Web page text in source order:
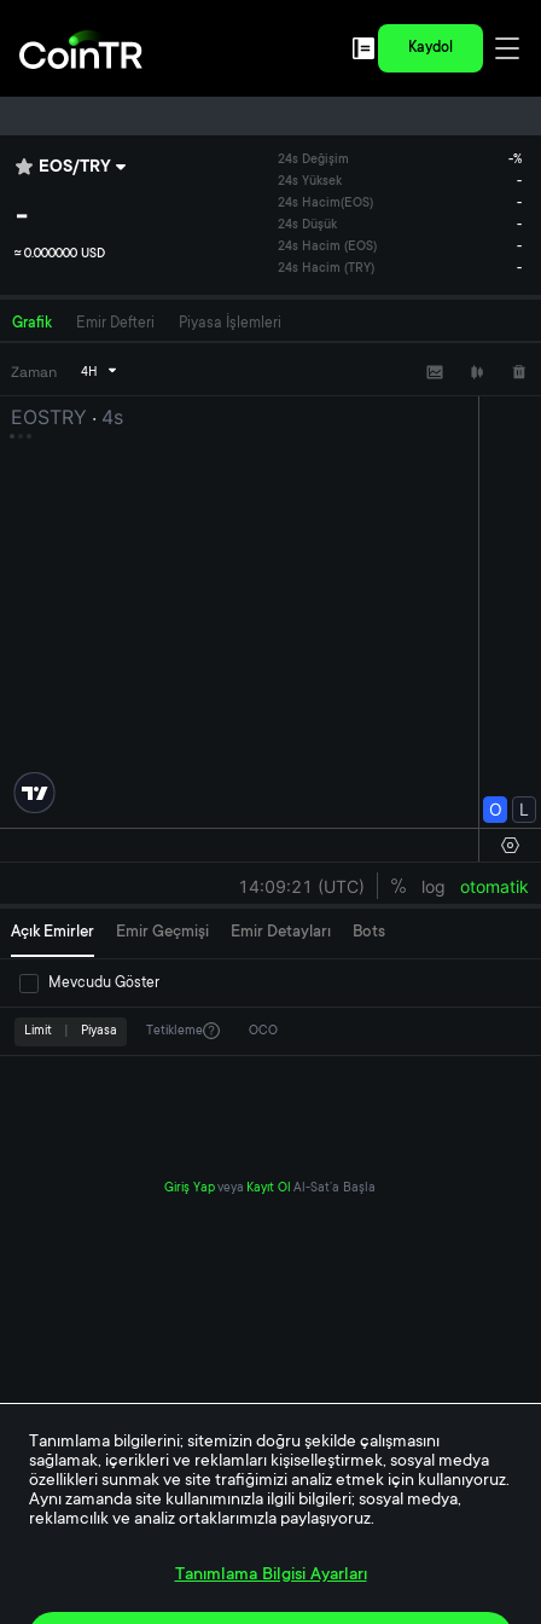
Kaydol
EOS/TRY
-
≈0.000000 USD
24s Değişim -%
24s Yüksek
-
24s Hacim(EOS)
-
24s Düşük
-
24s Hacim (EOS)
-
24s Hacim (TRY)
-
Grafik Emir Defteri Piyasa İşlemleri
Zaman 4H
Açık Emirler Emir Geçmişi Emir Detayları Bots
Mevcudu Göster
Limit Piyasa Tetikleme OCO
Giriş Yap veya Kayıt Ol Al-Sat’a Başla
Tanımlama bilgilerini; sitemizin doğru şekilde çalışmasını
sağlamak, içerikleri ve reklamları kişiselleştirmek, sosyal medya
özellikleri sunmak ve site trafiğimizi analiz etmek için kullanıyoruz.
Aynı zamanda site kullanımınızla ilgili bilgileri; sosyal medya,
reklamcılık ve analiz ortaklarımızla paylaşıyoruz.
Tanımlama Bilgisi Ayarları